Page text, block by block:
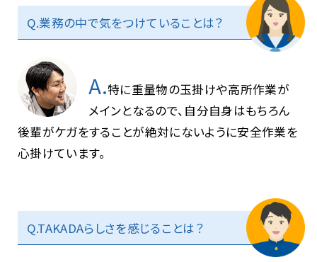
Q.業務の中で気をつけていることは？
A.特に重量物の玉掛けや高所作業が
メインとなるので、自分自身はもちろん
後輩がケガをすることが絶対にないように安全作業を
心掛けています。
Q.TAKADAらしさを感じることは？